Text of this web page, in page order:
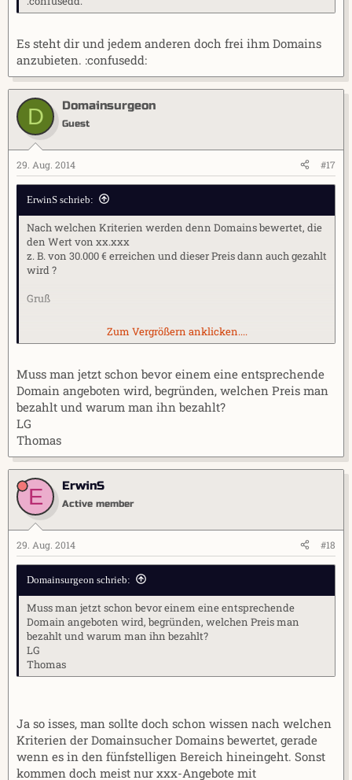
Es steht dir und jedem anderen doch frei ihm Domains
anzubieten. :confusedd:
D Domainsurgeon
Guest
29. Aug. 2014 #17
ErwinS schrieb:
Nach welchen Kriterien werden denn Domains bewertet, die
den Wert von xx.xxx
z. B. von 30.000 € erreichen und dieser Preis dann auch gezahlt
wird ?
Gruß
Erwin
Zum Vergrößern anklicken....
Muss man jetzt schon bevor einem eine entsprechende
Domain angeboten wird, begründen, welchen Preis man
bezahlt und warum man ihn bezahlt?
LG
Thomas
E ErwinS
Active member
29. Aug. 2014 #18
Domainsurgeon schrieb:
Muss man jetzt schon bevor einem eine entsprechende
Domain angeboten wird, begründen, welchen Preis man
bezahlt und warum man ihn bezahlt?
LG
Thomas
Ja so isses, man sollte doch schon wissen nach welchen
Kriterien der Domainsucher Domains bewertet, gerade
wenn es in den fünfstelligen Bereich hineingeht. Sonst
kommen doch meist nur xxx-Angebote mit